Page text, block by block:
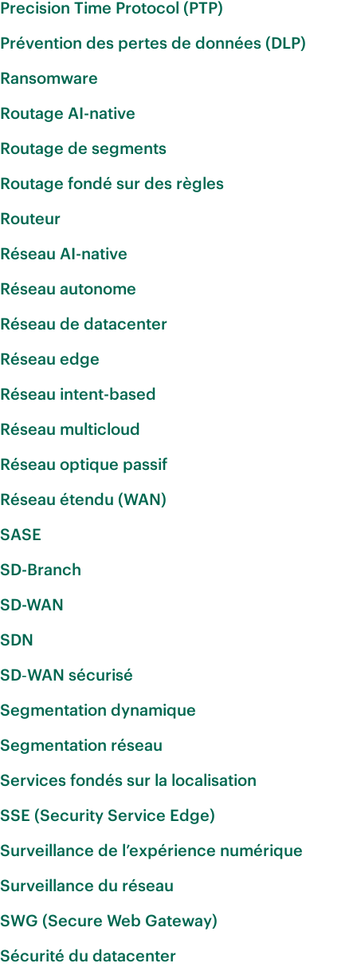
Precision Time Protocol (PTP)
Prévention des pertes de données (DLP)
Ransomware
Routage AI-native
Routage de segments
Routage fondé sur des règles
Routeur
Réseau AI-native
Réseau autonome
Réseau de datacenter
Réseau edge
Réseau intent-based
Réseau multicloud
Réseau optique passif
Réseau étendu (WAN)
SASE
SD-Branch
SD-WAN
SDN
SD‑WAN sécurisé
Segmentation dynamique
Segmentation réseau
Services fondés sur la localisation
SSE (Security Service Edge)
Surveillance de l’expérience numérique
Surveillance du réseau
SWG (Secure Web Gateway)
Sécurité du datacenter